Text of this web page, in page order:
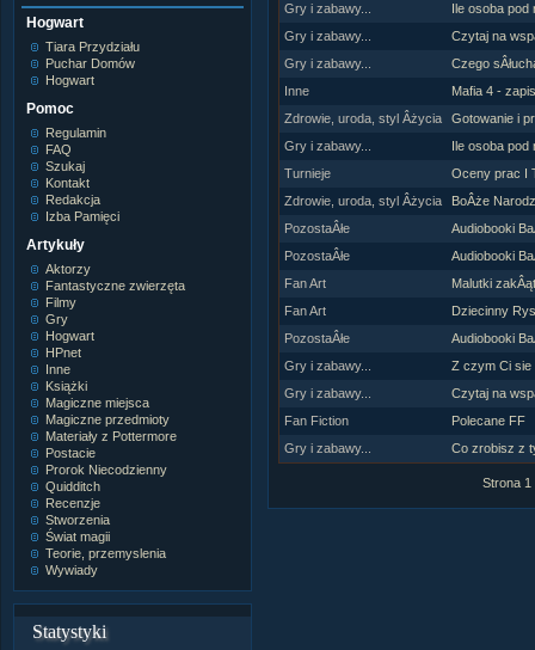
Hogwart
Tiara Przydziału
Puchar Domów
Hogwart
Pomoc
Regulamin
FAQ
Szukaj
Kontakt
Redakcja
Izba Pamięci
Artykuły
Aktorzy
Fantastyczne zwierzęta
Filmy
Gry
Hogwart
HPnet
Inne
Książki
Magiczne miejsca
Magiczne przedmioty
Materiały z Pottermore
Postacie
Prorok Niecodzienny
Quidditch
Recenzje
Stworzenia
Świat magii
Teorie, przemyslenia
Wywiady
Statystyki
Gry i zabawy...
Ile osoba pod
Gry i zabawy...
Czytaj na
Gry i zabawy...
Czego
Inne
Mafia 4 -
Zdrowie, uroda, styl Âżycia
Gotowanie i
Gry i zabawy...
Ile osoba pod
Turnieje
Oceny prac I
Zdrowie, uroda, styl Âżycia
BoÂże
PozostaÂłe
Audiobooki
PozostaÂłe
Audiobooki
Fan Art
Malutki
Fan Art
Dziecinny
PozostaÂłe
Audiobooki
Gry i zabawy...
Z czym Ci sie
Gry i zabawy...
Czytaj na
Fan Fiction
Polecane FF
Gry i zabawy...
Co zrobisz z
Strona